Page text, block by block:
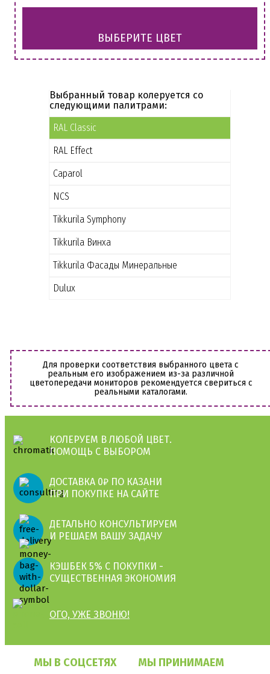
ВЫБЕРИТЕ ЦВЕТ
Выбранный товар колеруется со
следующими палитрами:
RAL Classic
RAL Effect
Caparol
NCS
Tikkurila Symphony
Tikkurila Винха
Tikkurila Фасады Минеральные
Dulux
Для проверки соответствия выбранного цвета с
реальным его изображением из-за различной
цветопередачи мониторов рекомендуется свериться с
реальными каталогами.
КОЛЕРУЕМ В ЛЮБОЙ ЦВЕТ.
ПОМОЩЬ С ВЫБОРОМ
ДОСТАВКА 0₽ ПО КАЗАНИ
ПРИ ПОКУПКЕ НА САЙТЕ
ДЕТАЛЬНО КОНСУЛЬТИРУЕМ
И РЕШАЕМ ВАШУ ЗАДАЧУ
КЭШБЕК 5% С ПОКУПКИ -
СУЩЕСТВЕННАЯ ЭКОНОМИЯ
ОГО, УЖЕ ЗВОНЮ!
МЫ В СОЦСЕТЯХ МЫ ПРИНИМАЕМ